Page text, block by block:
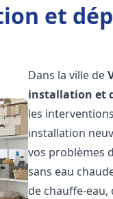
et
Dans la ville de
installation et
les
installation
vos problèmes
sans eau
de chauffe-